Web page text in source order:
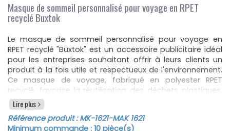
Masque de sommeil personnalisé pour voyage en RPET
recyclé Buxtok
Le masque de sommeil personnalisé pour voyage en
RPET recyclé "Buxtok" est un accessoire publicitaire idéal
pour les entreprises souhaitant offrir à leurs clients un
produit à la fois utile et respectueux de l'environnement.
Ce masque de voyage, fabriqué en polyester RPET
recyclé, favorise la réutilisation des déchets plastiques,
contribuant ainsi à la durabilité de la planète. Le
matériau RPET, distinctif et écologique, est non
seulement présent sur le masque mais aussi sur la
Lire plus
Référence produit :MK-1621-MAK 1621
Minimum commande : 10 pièce(s)